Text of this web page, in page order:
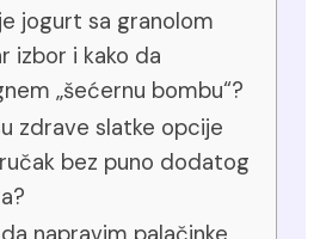
jogurt sa granolom
izbor i kako da
„šećernu bombu“?
zdrave slatke opcije
bez puno dodatog